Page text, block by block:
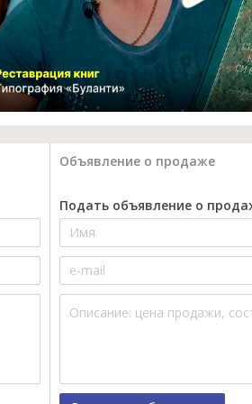
Объявление о продаже
Подать объявление о